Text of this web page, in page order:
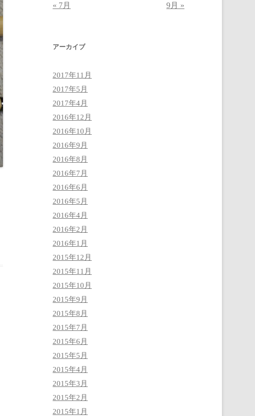
« 7月 9月 »
アーカイブ
2017年11月
2017年5月
2017年4月
2016年12月
2016年10月
2016年9月
2016年8月
2016年7月
2016年6月
2016年5月
2016年4月
2016年2月
2016年1月
2015年12月
2015年11月
2015年10月
2015年9月
2015年8月
2015年7月
2015年6月
2015年5月
2015年4月
2015年3月
2015年2月
2015年1月